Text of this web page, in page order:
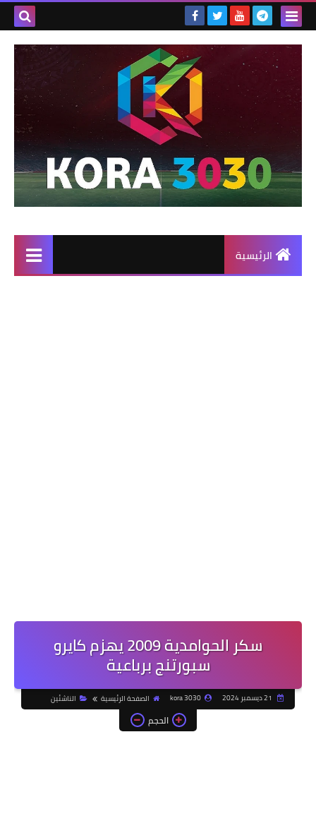
الرئيسية
سكر الحوامدية 2009 يهزم كايرو
سبورتنج برباعية
kora 3030 الصفحة الرئيسية الناشئين
الحجم